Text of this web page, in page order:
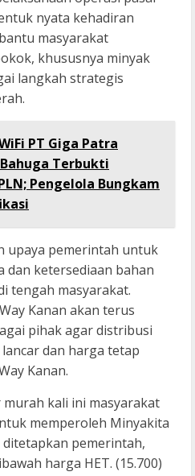
nyata kehadiran
masyarakat
khususnya minyak
langkah strategis
PT Giga Patra
Terbukti
Pengelola Bungkam
upaya pemerintah untuk
dan ketersediaan bahan
tengah masyarakat.
Kanan akan terus
pihak agar distribusi
dan harga tetap
Kanan.
murah kali ini masyarakat
memperoleh Minyakita
pemerintah,
harga HET. (15.700)